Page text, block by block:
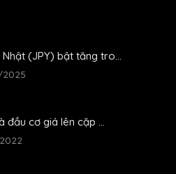
(JPY) bật tăng tro...
đầu cơ giá lên cặp ...